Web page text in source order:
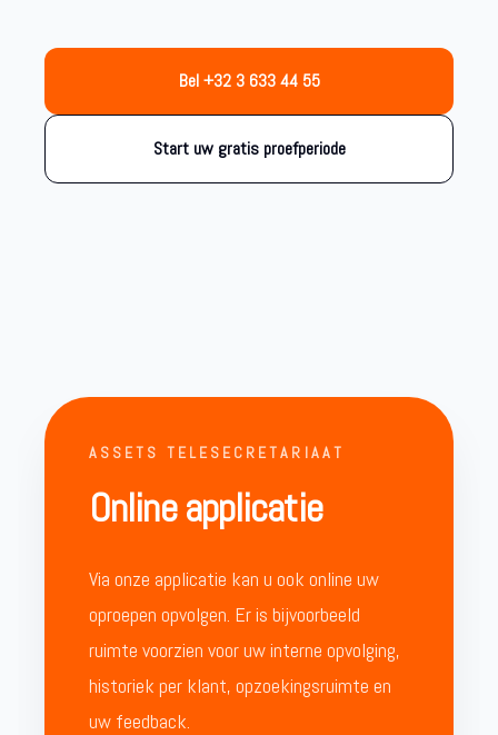
Bel +32 3 633 44 55
Start uw gratis proefperiode
ASSETS TELESECRETARIAAT
Online applicatie
Via onze applicatie kan u ook online uw
oproepen opvolgen. Er is bijvoorbeeld
ruimte voorzien voor uw interne opvolging,
historiek per klant, opzoekingsruimte en
uw feedback.